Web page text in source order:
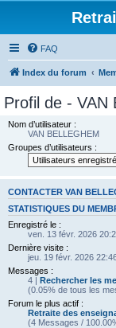
FAQ
Index du forum
Profil de - VAN
Nom d’utilisateur :
VAN BELLEGHEM
Groupes d’utilisateurs :
CONTACTER VAN
STATISTIQUES DU
Enregistré le :
ven. 13 févr. 2026
Dernière visite :
jeu. 19 févr. 2026
Messages :
4 | Rechercher les
(0.05% de tous les
Forum le plus actif :
Retraite des
(4 Messages /